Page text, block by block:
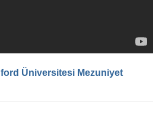
Üniversitesi Mezuniyet